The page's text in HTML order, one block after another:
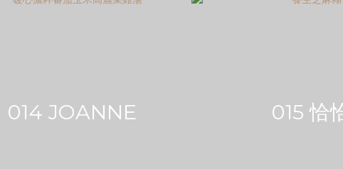
014 JOANNE 015 恰